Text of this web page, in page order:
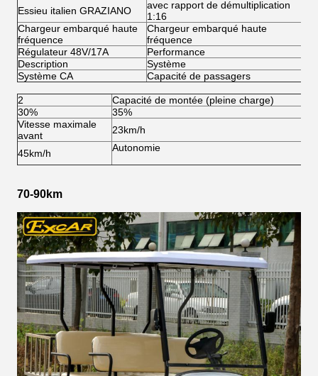
Essieu italien GRAZIANO
avec rapport de démultiplication
1:16
Chargeur embarqué haute
fréquence
Chargeur embarqué haute
fréquence
Régulateur 48V/17A
Performance
Description
Système
Système CA
Capacité de passagers
2
Capacité de montée (pleine charge)
30%
35%
Vitesse maximale
avant
23km/h
45km/h Autonomie
70-90km